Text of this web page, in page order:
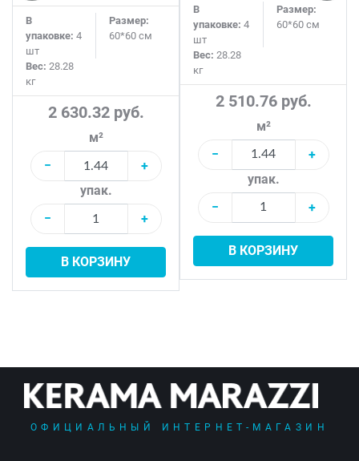
В
упаковке: 4
шт
Размер:
60*60 см
Вес: 28.28
кг
2 630.32 руб.
м²
−
+
упак.
−
+
В КОРЗИНУ
В
упаковке: 4
шт
Размер:
60*60 см
Вес: 28.28
кг
2 510.76 руб.
м²
−
+
упак.
−
+
В КОРЗИНУ
ОФИЦИАЛЬНЫЙ ИНТЕРНЕТ-МАГАЗИН